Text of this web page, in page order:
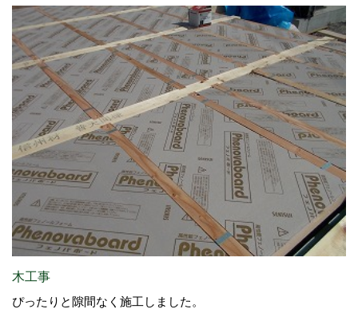
木工事
ぴったりと隙間なく施工しました。